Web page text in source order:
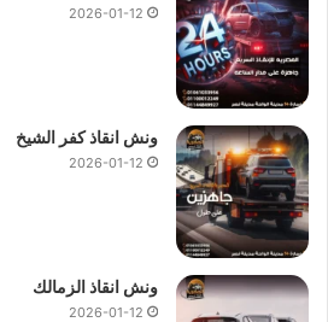
2026-01-12
ونش انقاذ كفر الشيخ
2026-01-12
ونش انقاذ الزمالك
2026-01-12